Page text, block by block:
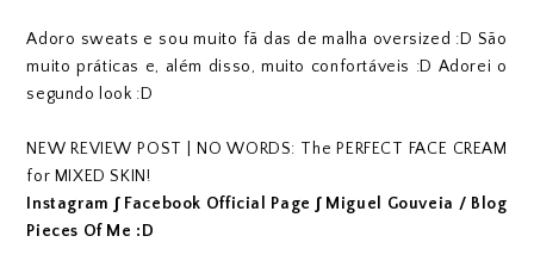
Adoro sweats e sou muito fã das de malha oversized :D São
muito práticas e, além disso, muito confortáveis :D Adorei o
segundo look :D
NEW REVIEW POST | NO WORDS: The PERFECT FACE CREAM
for MIXED SKIN!
Instagram ∫ Facebook Official Page ∫ Miguel Gouveia / Blog
Pieces Of Me :D